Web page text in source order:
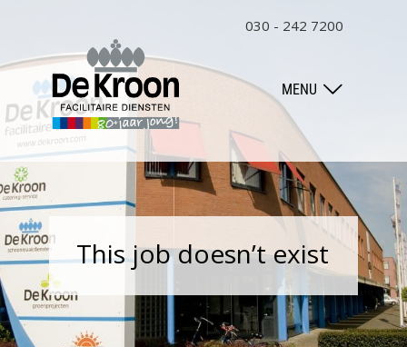
MENU
030 - 242 7200
This job doesn’t exist